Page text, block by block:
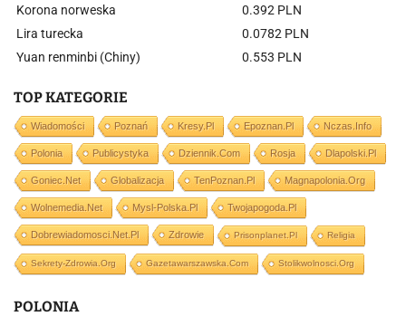
Korona norweska
0.392 PLN
Lira turecka
0.0782 PLN
Yuan renminbi (Chiny)
0.553 PLN
TOP KATEGORIE
Wiadomości Poznań Kresy.pl Epoznan.pl Nczas.info
Polonia Publicystyka Dziennik.com Rosja Dlapolski.pl
Goniec.net Globalizacja TenPoznan.pl Magnapolonia.org
Wolnemedia.net Mysl-Polska.pl Twojapogoda.pl
Dobrewiadomosci.net.pl Zdrowie Prisonplanet.pl Religia
Sekrety-Zdrowia.org Gazetawarszawska.com Stolikwolnosci.org
POLONIA